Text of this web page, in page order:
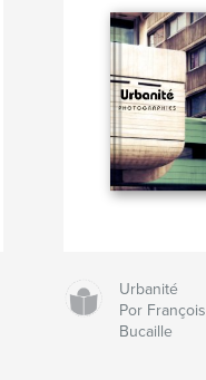
Urbanité
Por François
Bucaille